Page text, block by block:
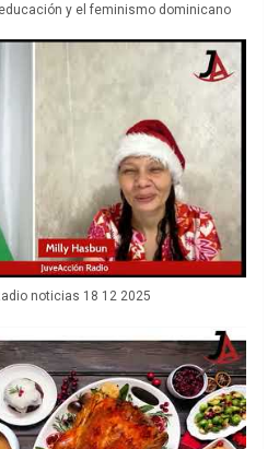
y el feminismo dominicano
noticias 18 12 2025